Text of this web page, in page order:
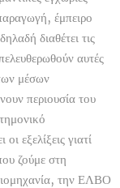
έμπειρο
διαθέτει τις
αυτές
μέσων
περιουσία του
εξελίξεις γιατί
ζούμε στη
την ΕΛΒΟ